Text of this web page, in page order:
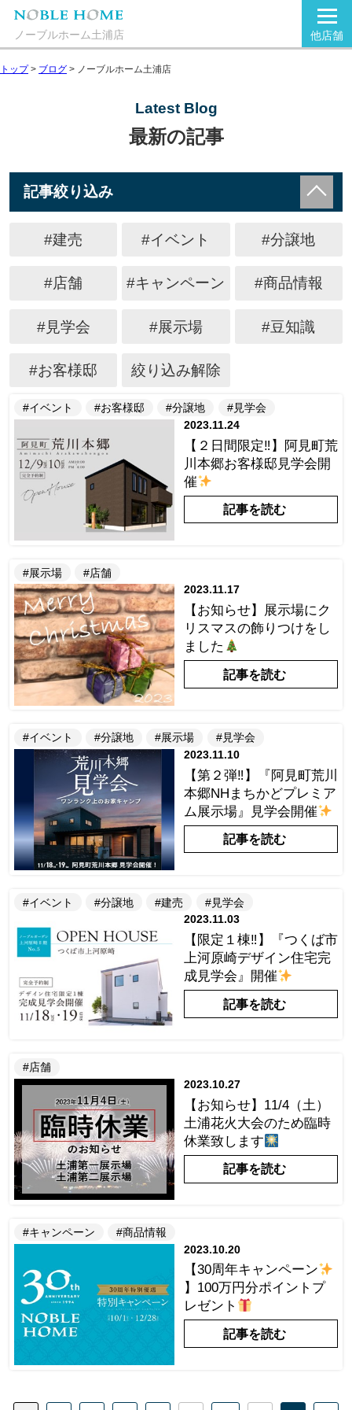
ノーブルホーム土浦店 他店舗
トップ> ブログ > ノーブルホーム土浦店
Latest Blog
最新の記事
記事絞り込み
#建売 #イベント #分譲地
#店舗 #キャンペーン #商品情報
#見学会 #展示場 #豆知識
#お客様邸 絞り込み解除
#イベント #お客様邸 #分譲地
#見学会
2023.11.24
【２日間限定‼】阿見町荒
川本郷お客様邸見学会開
催
記事を読む
#展示場
#店舗
2023.11.17
【お知らせ】展示場にク
リスマスの飾りつけをし
ました
記事を読む
#イベント #分譲地 #展示場
#見学会
2023.11.10
【第２弾‼】『阿見町荒川
本郷NHまちかどプレミア
ム展示場』見学会開催
記事を読む
#イベント #分譲地 #建売
#見学会
2023.11.03
【限定１棟‼】『つくば市
上河原崎デザイン住宅完
成見学会』開催
記事を読む
#店舗
2023.10.27
【お知らせ】11/4（土）
土浦花火大会のため臨時
休業致します
記事を読む
#キャンペーン
#商品情報
2023.10.20
【30周年キャンペーン
】100万円分ポイントプ
レゼント
記事を読む